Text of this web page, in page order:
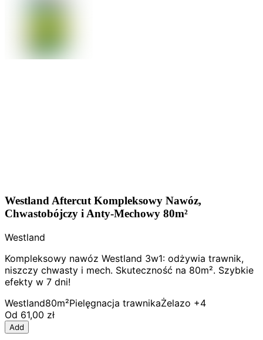
Westland Aftercut Kompleksowy Nawóz,
Chwastobójczy i Anty-Mechowy 80m²
Westland
Kompleksowy nawóz Westland 3w1: odżywia trawnik,
niszczy chwasty i mech. Skuteczność na 80m². Szybkie
efekty w 7 dni!
Westland80m²Pielęgnacja trawnikaŻelazo +4
Od 61,00 zł
Add